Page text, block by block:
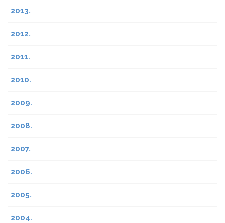
2013.
2012.
2011.
2010.
2009.
2008.
2007.
2006.
2005.
2004.